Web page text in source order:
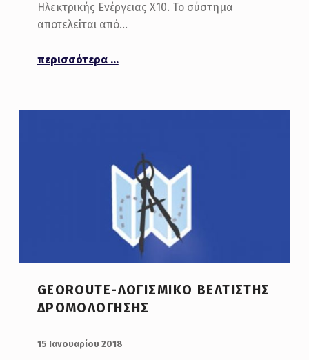
Ηλεκτρικής Ενέργειας Χ10. Το σύστημα
αποτελείται από…
περισσότερα …
GEOROUTE-ΛΟΓΙΣΜΙΚΌ ΒΈΛΤΙΣΤΗΣ
ΔΡΟΜΟΛΌΓΗΣΗΣ
15 Ιανουαρίου 2018